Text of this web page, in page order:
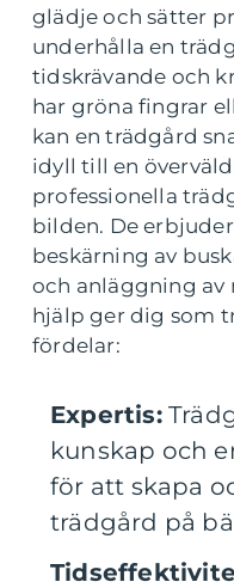
glädje och sätter
underhålla en
tidskrävande och
har gröna fingrar
kan en trädgård
idyll till en
professionella
bilden. De
beskärning av
och anläggning av
hjälp ger dig som
fördelar:
Expertis:
kunskap och
för att skapa
trädgård på